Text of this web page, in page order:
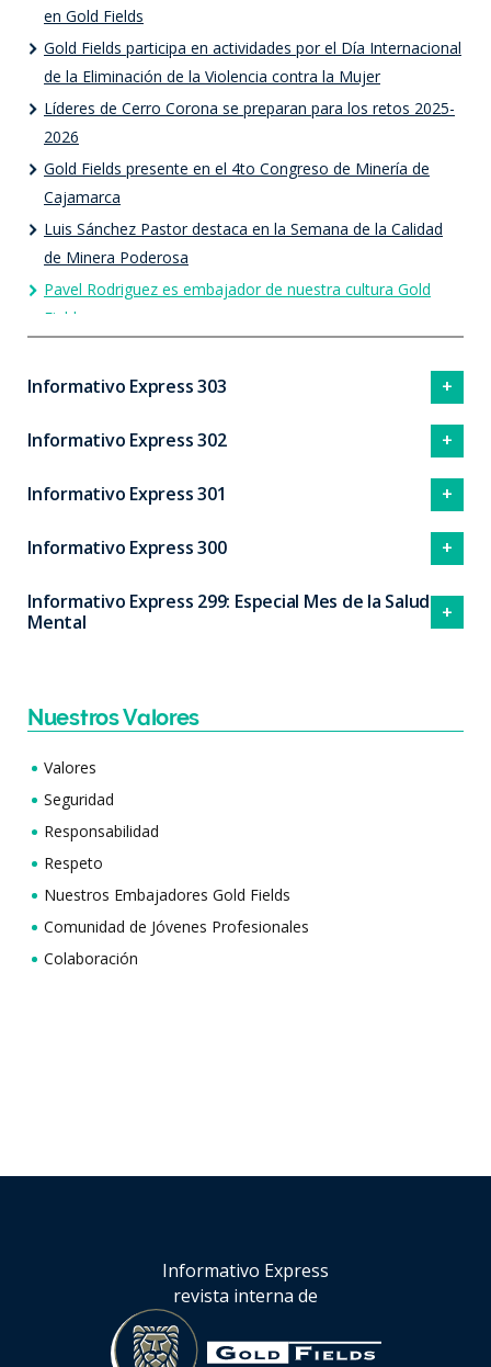
en Gold Fields
Gold Fields participa en actividades por el Día Internacional
de la Eliminación de la Violencia contra la Mujer
Líderes de Cerro Corona se preparan para los retos 2025-
2026
Gold Fields presente en el 4to Congreso de Minería de
Cajamarca
Luis Sánchez Pastor destaca en la Semana de la Calidad
de Minera Poderosa
Pavel Rodriguez es embajador de nuestra cultura Gold
Fields
Informativo Express 303
Informativo Express 302
Informativo Express 301
Informativo Express 300
Informativo Express 299: Especial Mes de la Salud
Mental
Nuestros Valores
Valores
Seguridad
Responsabilidad
Respeto
Nuestros Embajadores Gold Fields
Comunidad de Jóvenes Profesionales
Colaboración
Informativo Express
revista interna de